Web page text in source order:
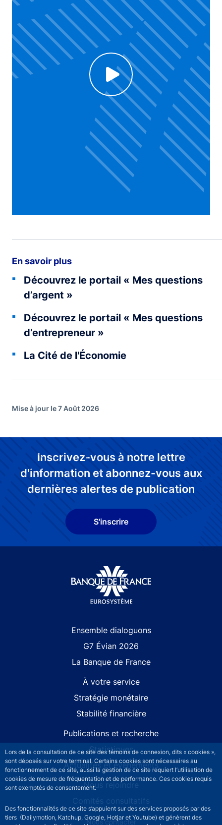
Lors de la consultation de ce site des témoins de connexion, dits « cookies »,
sont déposés sur votre terminal. Certains cookies sont nécessaires au
fonctionnement de ce site, aussi la gestion de ce site requiert l’utilisation de
cookies de mesure de fréquentation et de performance. Ces cookies requis
sont exemptés de consentement.
Des fonctionnalités de ce site s’appuient sur des services proposés par des
tiers (Dailymotion, Katchup, Google, Hotjar et Youtube) et génèrent des
Voir la vidéo
Click to enable Youtube cookies and see content
En savoir plus
Découvrez le portail « Mes questions
d’argent »
Découvrez le portail « Mes questions
d’entrepreneur »
La Cité de l'Économie
Mise à jour le 7 Août 2026
Inscrivez-vous à notre lettre
d'information et abonnez-vous aux
dernières alertes de publication
S'inscrire
Ensemble dialoguons
G7 Évian 2026
La Banque de France
À votre service
Stratégie monétaire
Stabilité financière
Publications et recherche
Statistiques
Actualités et événements
Nous rejoindre
Comités consultatifs
Footer secondary menuNous contacter